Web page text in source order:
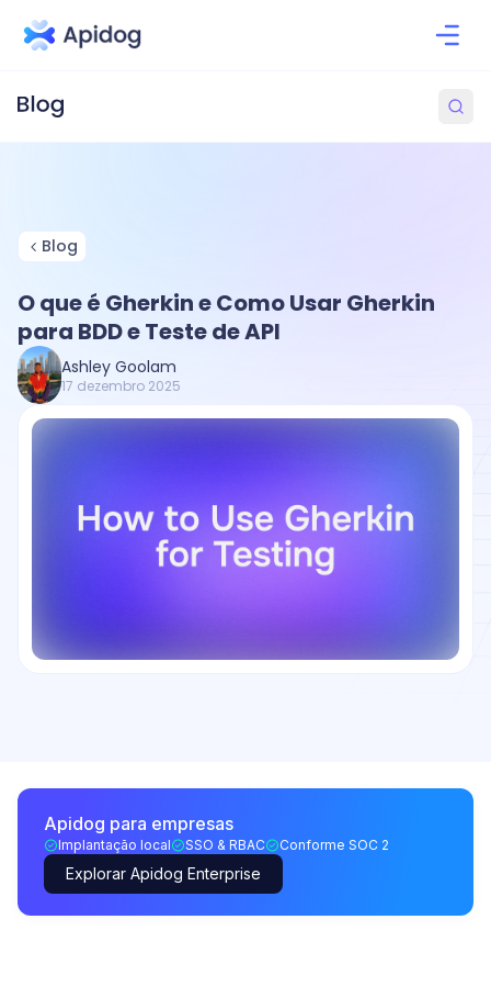
Blog
O que é Gherkin e Como Usar Gherkin
para BDD e Teste de API
Ashley Goolam
17 dezembro 2025
Apidog para empresas
Implantação local SSO & RBAC Conforme SOC 2
Explorar Apidog Enterprise